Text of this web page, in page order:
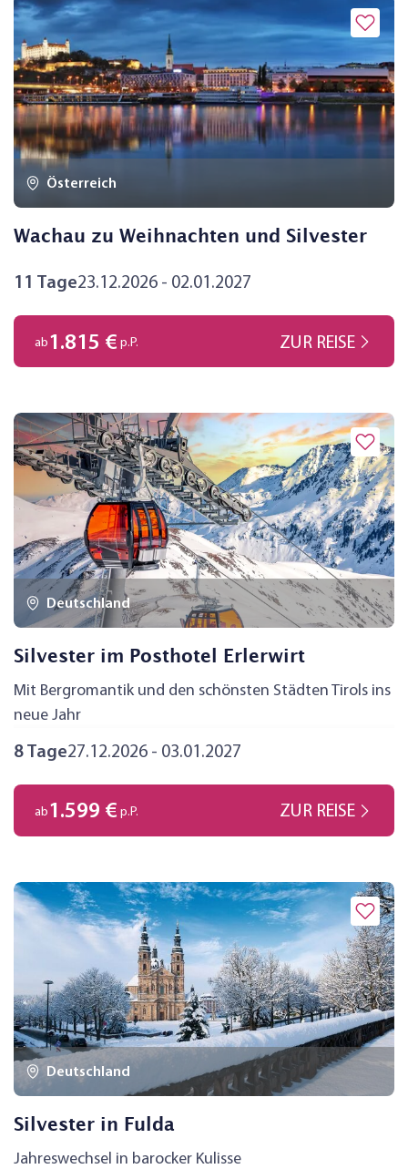
Österreich
Wachau zu Weihnachten und Silvester
11 Tage23.12.2026 - 02.01.2027
ab 1.815 € p.P. ZUR REISE
Deutschland
Silvester im Posthotel Erlerwirt
Mit Bergromantik und den schönsten Städten Tirols ins
neue Jahr
8 Tage27.12.2026 - 03.01.2027
ab 1.599 € p.P. ZUR REISE
Deutschland
Silvester in Fulda
Jahreswechsel in barocker Kulisse